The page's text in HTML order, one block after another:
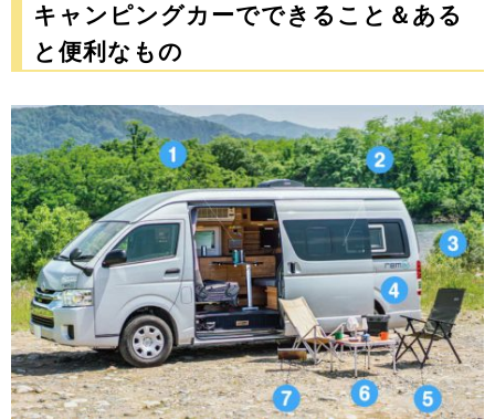
キャンピングカーでできること＆ある
と便利なもの